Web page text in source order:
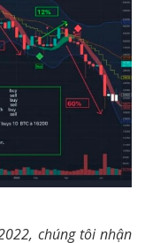
chúng tôi nhận